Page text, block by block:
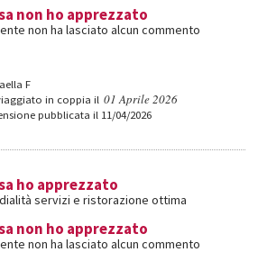
non ho apprezzato
non ha lasciato alcun commento
F
in coppia il 01 Aprile 2026
pubblicata il 11/04/2026
ho apprezzato
servizi e ristorazione ottima
non ho apprezzato
non ha lasciato alcun commento